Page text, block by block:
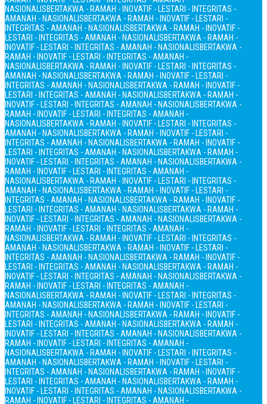
NASIONALISBERTAKWA - RAMAH - INOVATIF - LESTARI - INTEGRITAS -
AMANAH - NASIONALISBERTAKWA - RAMAH - INOVATIF - LESTARI -
INTEGRITAS - AMANAH - NASIONALISBERTAKWA - RAMAH - INOVATIF -
LESTARI - INTEGRITAS - AMANAH - NASIONALISBERTAKWA - RAMAH -
INOVATIF - LESTARI - INTEGRITAS - AMANAH - NASIONALISBERTAKWA -
RAMAH - INOVATIF - LESTARI - INTEGRITAS - AMANAH -
NASIONALISBERTAKWA - RAMAH - INOVATIF - LESTARI - INTEGRITAS -
AMANAH - NASIONALISBERTAKWA - RAMAH - INOVATIF - LESTARI -
INTEGRITAS - AMANAH - NASIONALISBERTAKWA - RAMAH - INOVATIF -
LESTARI - INTEGRITAS - AMANAH - NASIONALISBERTAKWA - RAMAH -
INOVATIF - LESTARI - INTEGRITAS - AMANAH - NASIONALISBERTAKWA -
RAMAH - INOVATIF - LESTARI - INTEGRITAS - AMANAH -
NASIONALISBERTAKWA - RAMAH - INOVATIF - LESTARI - INTEGRITAS -
AMANAH - NASIONALISBERTAKWA - RAMAH - INOVATIF - LESTARI -
INTEGRITAS - AMANAH - NASIONALISBERTAKWA - RAMAH - INOVATIF -
LESTARI - INTEGRITAS - AMANAH - NASIONALISBERTAKWA - RAMAH -
INOVATIF - LESTARI - INTEGRITAS - AMANAH - NASIONALISBERTAKWA -
RAMAH - INOVATIF - LESTARI - INTEGRITAS - AMANAH -
NASIONALISBERTAKWA - RAMAH - INOVATIF - LESTARI - INTEGRITAS -
AMANAH - NASIONALISBERTAKWA - RAMAH - INOVATIF - LESTARI -
INTEGRITAS - AMANAH - NASIONALISBERTAKWA - RAMAH - INOVATIF -
LESTARI - INTEGRITAS - AMANAH - NASIONALISBERTAKWA - RAMAH -
INOVATIF - LESTARI - INTEGRITAS - AMANAH - NASIONALISBERTAKWA -
RAMAH - INOVATIF - LESTARI - INTEGRITAS - AMANAH -
NASIONALISBERTAKWA - RAMAH - INOVATIF - LESTARI - INTEGRITAS -
AMANAH - NASIONALISBERTAKWA - RAMAH - INOVATIF - LESTARI -
INTEGRITAS - AMANAH - NASIONALISBERTAKWA - RAMAH - INOVATIF -
LESTARI - INTEGRITAS - AMANAH - NASIONALISBERTAKWA - RAMAH -
INOVATIF - LESTARI - INTEGRITAS - AMANAH - NASIONALISBERTAKWA -
RAMAH - INOVATIF - LESTARI - INTEGRITAS - AMANAH -
NASIONALISBERTAKWA - RAMAH - INOVATIF - LESTARI - INTEGRITAS -
AMANAH - NASIONALISBERTAKWA - RAMAH - INOVATIF - LESTARI -
INTEGRITAS - AMANAH - NASIONALISBERTAKWA - RAMAH - INOVATIF -
LESTARI - INTEGRITAS - AMANAH - NASIONALISBERTAKWA - RAMAH -
INOVATIF - LESTARI - INTEGRITAS - AMANAH - NASIONALISBERTAKWA -
RAMAH - INOVATIF - LESTARI - INTEGRITAS - AMANAH -
NASIONALISBERTAKWA - RAMAH - INOVATIF - LESTARI - INTEGRITAS -
AMANAH - NASIONALISBERTAKWA - RAMAH - INOVATIF - LESTARI -
INTEGRITAS - AMANAH - NASIONALISBERTAKWA - RAMAH - INOVATIF -
LESTARI - INTEGRITAS - AMANAH - NASIONALISBERTAKWA - RAMAH -
INOVATIF - LESTARI - INTEGRITAS - AMANAH - NASIONALISBERTAKWA -
RAMAH - INOVATIF - LESTARI - INTEGRITAS - AMANAH -